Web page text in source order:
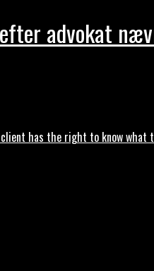
advokat
client has the right to know